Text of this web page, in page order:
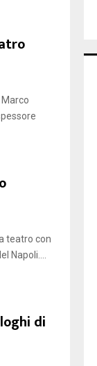
teatro con
Napoli....
di